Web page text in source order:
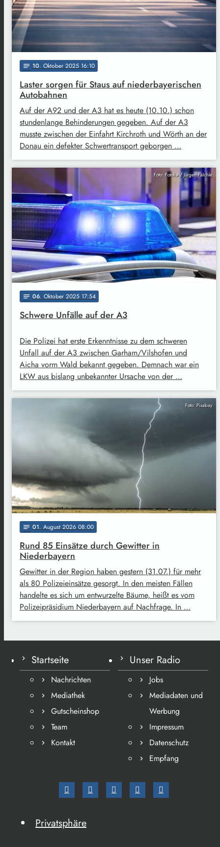
notes 10. Oktober 2025 16:10
Laster sorgen für Staus auf niederbayerischen
Autobahnen
Auf der A92 und der A3 hat es heute (10.10.) schon
stundenlange Behinderungen gegeben. Auf der A3
musste zwischen der Einfahrt Kirchroth und Wörth an der
Donau ein defekter Schwertransport geborgen …
Foto: Fotolia / Jürgen Fälchle
notes 06. Oktober 2025 17:54
Schwere Unfälle auf der A3
Die Polizei hat erste Erkenntnisse zu dem schweren
Unfall auf der A3 zwischen Garham/Vilshofen und
Aicha vorm Wald bekannt gegeben. Demnach war ein
LKW aus bislang unbekannter Ursache von der …
Foto: Pixabay
notes 01. August 2026 08:00
Rund 85 Einsätze durch Gewitter in
Niederbayern
Gewitter in der Region haben gestern (31.07.) für mehr
als 80 Polizeieinsätze gesorgt. In den meisten Fällen
handelte es sich um entwurzelte Bäume, heißt es vom
Polizeipräsidium Niederbayern auf Nachfrage. In …
Startseite
Nachrichten
Mediathek
Gutscheinshop
Team
Kontakt
Unser Radio
Jobs
Mediadaten und
Werbung
Impressum
Datenschutz
Empfang
Privatsphäre